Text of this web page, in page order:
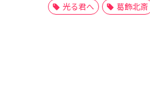
光る君へ
葛飾北斎